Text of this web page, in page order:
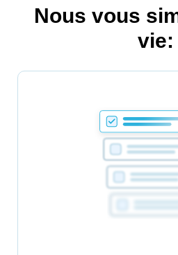
Nous vous
vie: